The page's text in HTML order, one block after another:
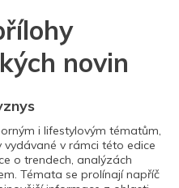
novin
i lifestylovým tématům,
v rámci této edice
o trendech, analýzách
Témata se prolínají napříč